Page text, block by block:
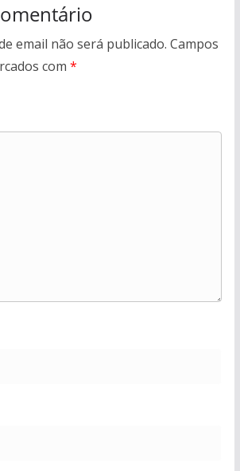
email não será publicado. Campos
com *